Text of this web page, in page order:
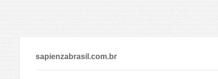
sapienzabrasil.com.br